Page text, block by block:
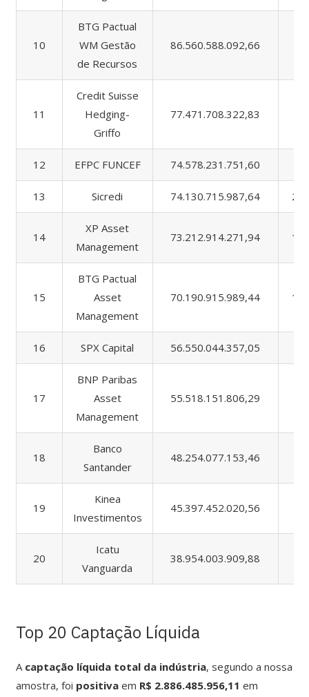
10
BTG Pactual
WM Gestão
de Recursos
86.560.588.092,66
11
Credit Suisse
Hedging-
Griffo
77.471.708.322,83
12 EFPC FUNCEF 74.578.231.751,60
13 Sicredi 74.130.715.987,64
14
XP Asset
Management
73.212.914.271,94
15
BTG Pactual
Asset
Management
70.190.915.989,44
16 SPX Capital 56.550.044.357,05
17
BNP Paribas
Asset
Management
55.518.151.806,29
18
Banco
Santander
48.254.077.153,46
19
Kinea
Investimentos
45.397.452.020,56
20
Icatu
Vanguarda
38.954.003.909,88
Top 20 Captação Líquida
Acaptação líquida total da indústria, segundo a nossa
amostra, foi positiva em R$ 2.886.485.956,11 em